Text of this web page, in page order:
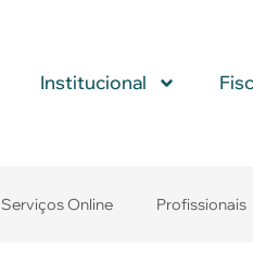
Institucional
Serviços Online Profissionais